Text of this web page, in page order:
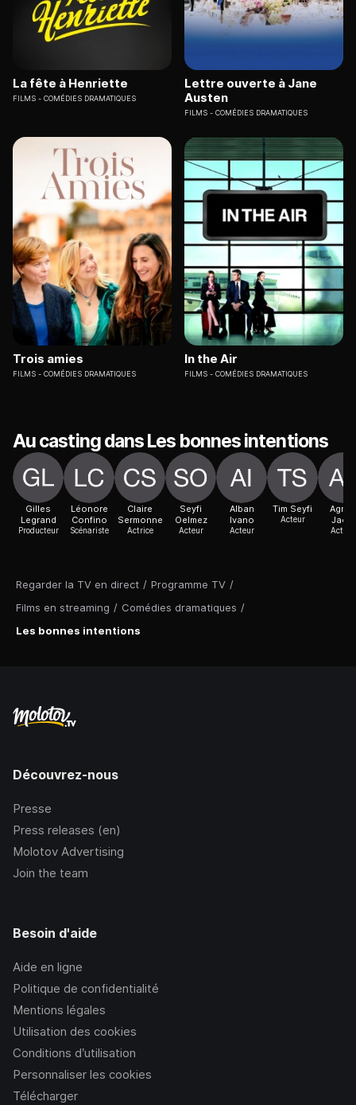
Regarder la TV en direct / Programme TV /
Films en streaming / Comédies dramatiques /
Les bonnes intentions
La fête à Henriette
FILMS COMÉDIES DRAMATIQUES
Lettre ouverte à Jane
Austen
FILMS COMÉDIES DRAMATIQUES
Trois amies
FILMS COMÉDIES DRAMATIQUES
In the Air
FILMS COMÉDIES DRAMATIQUES
Au casting dans Les bonnes intentions
Gilles
Legrand
Producteur
Léonore
Confino
Scénariste
Claire
Sermonne
Actrice
Seyfi
Oelmez
Acteur
Alban
Ivano
Acteur
Tim Seyfi
Acteur
Jaoui
Actrice
Découvrez-nous
Presse
Press releases (en)
Molotov Advertising
Join the team
Besoin d'aide
Aide en ligne
Politique de confidentialité
Mentions légales
Utilisation des cookies
Conditions d’utilisation
Personnaliser les cookies
Télécharger